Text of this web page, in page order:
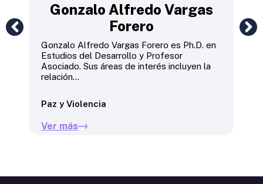
Gonzalo Alfredo Vargas
Forero
Gonzalo Alfredo Vargas Forero es Ph.D. en
Estudios del Desarrollo y Profesor
Asociado. Sus áreas de interés incluyen la
relación...
Paz y Violencia
Ver más
y